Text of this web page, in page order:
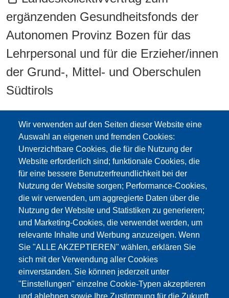
Wir verwenden auf den Seiten dieser Website eine
Auswahl an eigenen und fremden Cookies:
Unverzichtbare Cookies, die für die Nutzung der
Website erforderlich sind; funktionale Cookies, die
für eine bessere Benutzerfreundlichkeit bei der
Nutzung der Website sorgen; Performance-Cookies,
die wir verwenden, um aggregierte Daten über die
Nutzung der Website und Statistiken zu generieren;
und Marketing-Cookies, die verwendet werden, um
relevante Inhalte und Werbung anzuzeigen. Wenn
Sie "ALLE AKZEPTIEREN" wählen, erklären Sie
sich mit der Verwendung aller Cookies
einverstanden. Sie können jederzeit unter
"Einstellungen" einzelne Cookie-Typen akzeptieren
ergänzenden Gesundheitsfonds der
Autonomen Provinz Bozen für das
Lehrpersonal und für die Erzieher/innen
der Grund-, Mittel- und Oberschulen
Südtirols
8.3.2021
Info SaniPro
LKV_CCP_27.12.2019
LKV_CCP_27.12.2019
LKV Ergänzungsvorsorge
Schulführung
SaniPro Leistungsverzeichnis -